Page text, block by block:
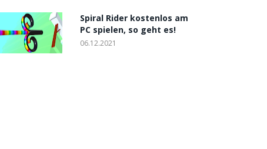
Spiral Rider kostenlos am
PC spielen, so geht es!
06.12.2021